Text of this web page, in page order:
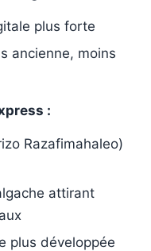
plus forte
ancienne, moins
:
Razafimahaleo)
attirant
plus développée